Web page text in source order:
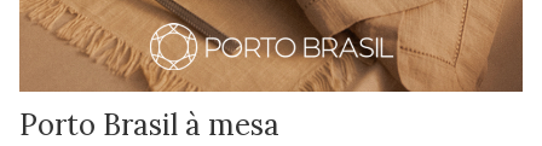
Porto Brasil à mesa